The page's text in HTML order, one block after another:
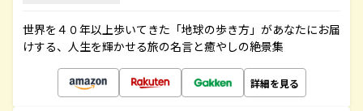
世界を４０年以上歩いてきた「地球の歩き方」があなたにお届
けする、人生を輝かせる旅の名言と癒やしの絶景集
詳細を見る